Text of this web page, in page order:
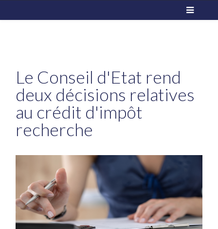
Le Conseil d'Etat rend
deux décisions relatives
au crédit d'impôt
recherche